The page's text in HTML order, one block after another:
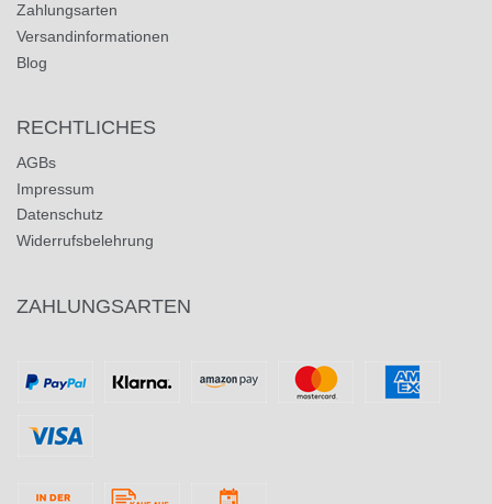
Zahlungsarten
Versandinformationen
Blog
RECHTLICHES
AGBs
Impressum
Datenschutz
Widerrufsbelehrung
ZAHLUNGSARTEN